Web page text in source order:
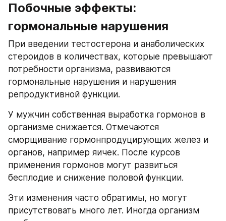
Побочные эффекты:
гормональные нарушения
При введении тестостерона и анаболических
стероидов в количествах, которые превышают
потребности организма, развиваются
гормональные нарушения и нарушения
репродуктивной функции.
У мужчин собственная выработка гормонов в
организме снижается. Отмечаются
сморщивание гормонпродуцирующих желез и
органов, например яичек. После курсов
применения гормонов могут развиться
бесплодие и снижение половой функции.
Эти изменения часто обратимы, но могут
присутствовать много лет. Иногда организм